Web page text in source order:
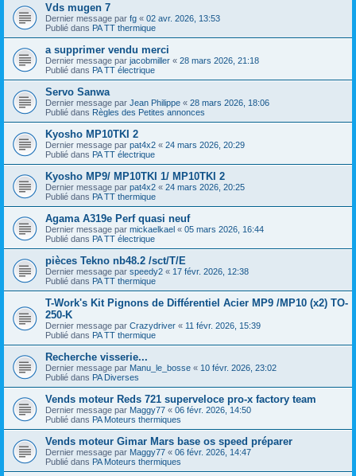
Vds mugen 7
Dernier message par fg « 02 avr. 2026, 13:53
Publié dans PA TT thermique
a supprimer vendu merci
Dernier message par jacobmiller « 28 mars 2026, 21:18
Publié dans PA TT électrique
Servo Sanwa
Dernier message par Jean Philippe « 28 mars 2026, 18:06
Publié dans Règles des Petites annonces
Kyosho MP10TKI 2
Dernier message par pat4x2 « 24 mars 2026, 20:29
Publié dans PA TT électrique
Kyosho MP9/ MP10TKI 1/ MP10TKI 2
Dernier message par pat4x2 « 24 mars 2026, 20:25
Publié dans PA TT thermique
Agama A319e Perf quasi neuf
Dernier message par mickaelkael « 05 mars 2026, 16:44
Publié dans PA TT électrique
pièces Tekno nb48.2 /sct/T/E
Dernier message par speedy2 « 17 févr. 2026, 12:38
Publié dans PA TT thermique
T-Work's Kit Pignons de Différentiel Acier MP9 /MP10 (x2) TO-
250-K
Dernier message par Crazydriver « 11 févr. 2026, 15:39
Publié dans PA TT thermique
Recherche visserie...
Dernier message par Manu_le_bosse « 10 févr. 2026, 23:02
Publié dans PA Diverses
Vends moteur Reds 721 superveloce pro-x factory team
Dernier message par Maggy77 « 06 févr. 2026, 14:50
Publié dans PA Moteurs thermiques
Vends moteur Gimar Mars base os speed préparer
Dernier message par Maggy77 « 06 févr. 2026, 14:47
Publié dans PA Moteurs thermiques